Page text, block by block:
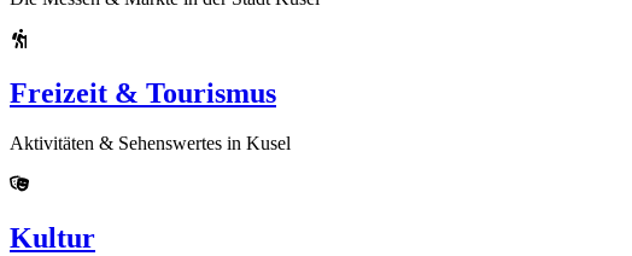
Freizeit & Tourismus
Aktivitäten & Sehenswertes in Kusel
Kultur